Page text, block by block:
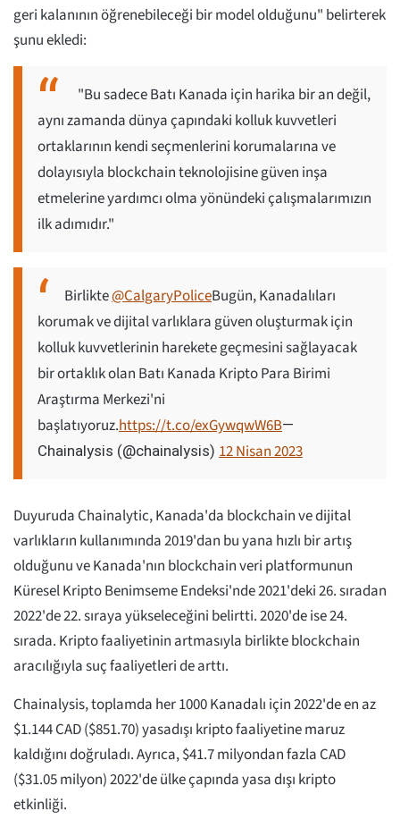
geri kalanının öğrenebileceği bir model olduğunu" belirterek
şunu ekledi:
"Bu sadece Batı Kanada için harika bir an değil,
aynı zamanda dünya çapındaki kolluk kuvvetleri
ortaklarının kendi seçmenlerini korumalarına ve
dolayısıyla blockchain teknolojisine güven inşa
etmelerine yardımcı olma yönündeki çalışmalarımızın
ilk adımıdır."
Birlikte@CalgaryPoliceBugün, Kanadalıları
korumak ve dijital varlıklara güven oluşturmak için
kolluk kuvvetlerinin harekete geçmesini sağlayacak
bir ortaklık olan Batı Kanada Kripto Para Birimi
Araştırma Merkezi'ni
başlatıyoruz.https://t.co/exGywqwW6B—
Chainalysis (@chainalysis) 12 Nisan 2023
Duyuruda Chainalytic, Kanada'da blockchain ve dijital
varlıkların kullanımında 2019'dan bu yana hızlı bir artış
olduğunu ve Kanada'nın blockchain veri platformunun
Küresel Kripto Benimseme Endeksi'nde 2021'deki 26. sıradan
2022'de 22. sıraya yükseleceğini belirtti. 2020'de ise 24.
sırada. Kripto faaliyetinin artmasıyla birlikte blockchain
aracılığıyla suç faaliyetleri de arttı.
Chainalysis, toplamda her 1000 Kanadalı için 2022'de en az
$1.144 CAD ($851.70) yasadışı kripto faaliyetine maruz
kaldığını doğruladı. Ayrıca, $41.7 milyondan fazla CAD
($31.05 milyon) 2022'de ülke çapında yasa dışı kripto
etkinliği.